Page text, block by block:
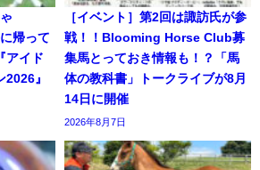
帰って
アイド
』
［イベント］第2回は諏訪氏が参
戦！！Blooming Horse Club募
集馬とっておき情報も！？「馬
体の教科書」トークライブが8月
14日に開催
2026年8月7日